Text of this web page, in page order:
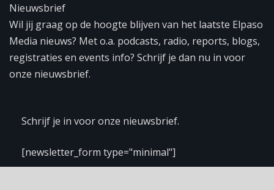
Nieuwsbrief
Wil jij graag op de hoogte blijven van het laatste Elpaso
Media nieuws? Met o.a. podcasts, radio, reports, blogs,
registraties en events info? Schrijf je dan nu in voor
onze nieuwsbrief.
Schrijf je in voor onze nieuwsbrief.
[newsletter_form type="minimal"]